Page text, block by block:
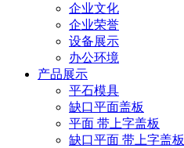
企业文化
企业荣誉
设备展示
办公环境
产品展示
平石模具
缺口平面盖板
平面 带上字盖板
缺口平面 带上字盖板